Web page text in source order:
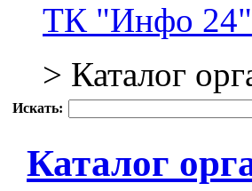
ТК "Инфо 24"
> Каталог
Искать:
Каталог